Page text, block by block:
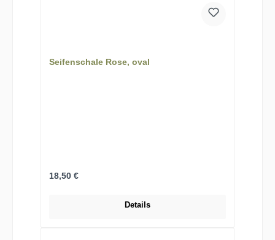
Seifenschale Rose, oval
Regulärer Preis:
18,50 €
Details